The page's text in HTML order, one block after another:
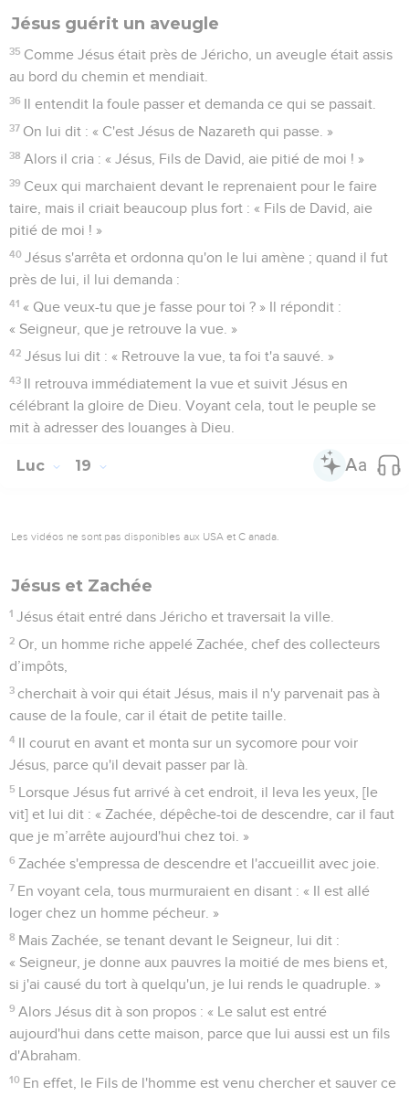
Jésus guérit un aveugle
35 Comme Jésus était près de Jéricho, un aveugle était assis
au bord du chemin et mendiait.
36 Il entendit la foule passer et demanda ce qui se passait.
37 On lui dit : « C'est Jésus de Nazareth qui passe. »
38 Alors il cria : « Jésus, Fils de David, aie pitié de moi ! »
39 Ceux qui marchaient devant le reprenaient pour le faire
taire, mais il criait beaucoup plus fort : « Fils de David, aie
pitié de moi ! »
40 Jésus s'arrêta et ordonna qu'on le lui amène ; quand il fut
près de lui, il lui demanda :
41 « Que veux-tu que je fasse pour toi ? » Il répondit :
« Seigneur, que je retrouve la vue. »
42 Jésus lui dit : « Retrouve la vue, ta foi t'a sauvé. »
43 Il retrouva immédiatement la vue et suivit Jésus en
célébrant la gloire de Dieu. Voyant cela, tout le peuple se
mit à adresser des louanges à Dieu.
Luc 19
Les vidéos ne sont pas disponibles aux USA et C anada.
Jésus et Zachée
1 Jésus était entré dans Jéricho et traversait la ville.
2 Or, un homme riche appelé Zachée, chef des collecteurs
d’impôts,
3 cherchait à voir qui était Jésus, mais il n'y parvenait pas à
cause de la foule, car il était de petite taille.
4 Il courut en avant et monta sur un sycomore pour voir
Jésus, parce qu'il devait passer par là.
5 Lorsque Jésus fut arrivé à cet endroit, il leva les yeux, [le
vit] et lui dit : « Zachée, dépêche-toi de descendre, car il faut
que je m’arrête aujourd'hui chez toi. »
6 Zachée s'empressa de descendre et l'accueillit avec joie.
7 En voyant cela, tous murmuraient en disant : « Il est allé
loger chez un homme pécheur. »
8 Mais Zachée, se tenant devant le Seigneur, lui dit :
« Seigneur, je donne aux pauvres la moitié de mes biens et,
si j'ai causé du tort à quelqu'un, je lui rends le quadruple. »
9 Alors Jésus dit à son propos : « Le salut est entré
aujourd'hui dans cette maison, parce que lui aussi est un fils
d'Abraham.
10 En effet, le Fils de l'homme est venu chercher et sauver ce